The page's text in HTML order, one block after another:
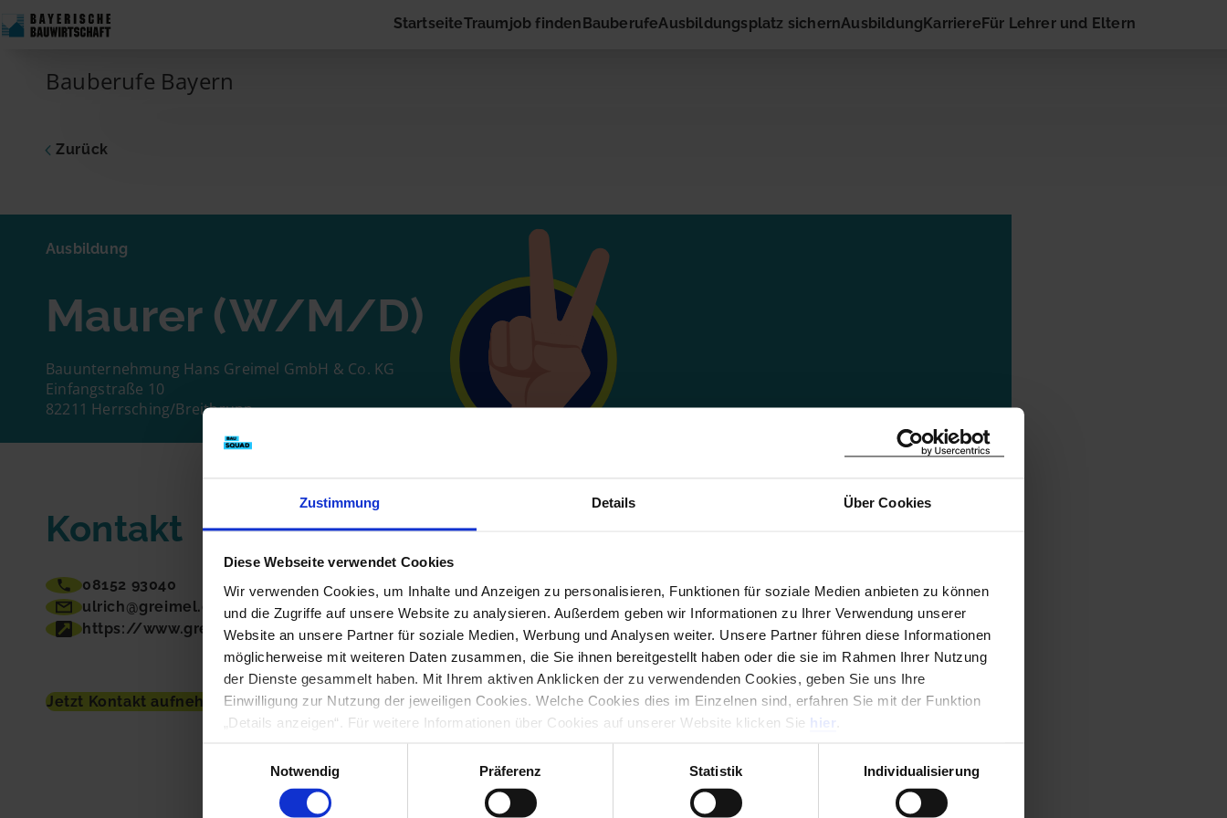
Zustimmung Details Über Cookies
Diese Webseite verwendet Cookies
Wir verwenden Cookies, um Inhalte und Anzeigen zu personalisieren, Funktionen für soziale Medien anbieten zu können
und die Zugriffe auf unsere Website zu analysieren. Außerdem geben wir Informationen zu Ihrer Verwendung unserer
Website an unsere Partner für soziale Medien, Werbung und Analysen weiter. Unsere Partner führen diese Informationen
möglicherweise mit weiteren Daten zusammen, die Sie ihnen bereitgestellt haben oder die sie im Rahmen Ihrer Nutzung
der Dienste gesammelt haben. Mit Ihrem aktiven Anklicken der zu verwendenden Cookies, geben Sie uns Ihre
Einwilligung zur Nutzung der jeweiligen Cookies. Welche Cookies dies im Einzelnen sind, erfahren Sie mit der Funktion
„Details anzeigen“. Für weitere Informationen über Cookies auf unserer Website klicken Sie hier
Notwendig
Präferenz Statistik Individualisierung
Skip to content StartseiteTraumjob findenBauberufeAusbildungsplatz sichernAusbildungKarriereFür Lehrer und Eltern
Bauberufe Bayern
Zurück
Ausbildung
Maurer (W/M/D)
Bauunternehmung Hans Greimel GmbH & Co. KG
Einfangstraße 10
82211 Herrsching/Breitbrunn
Kontakt
08152 93040
ulrich@greimel.com
https://www.greimel.com
Jetzt Kontakt aufnehmen
Dich interessiert die vorgeschlagene Stelle? Dann nimm gleich hier Kontakt
zum Unternehmen auf! Du musst nur Deinen Namen und Deine E-Mail-
Adresse eingeben. Schon geht es los!
Handynummer